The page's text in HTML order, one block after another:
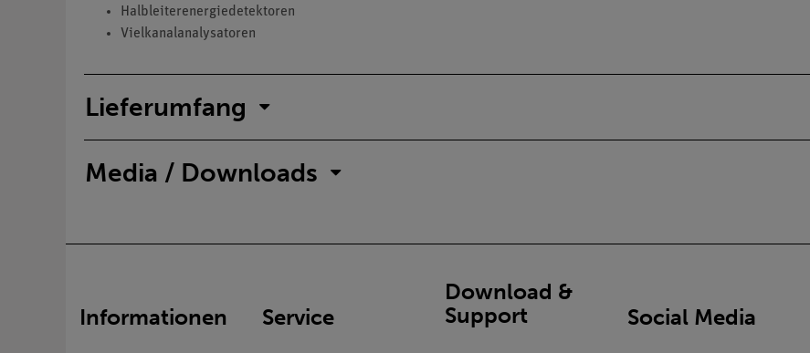
Halbleiterenergiedetektoren
Vielkanalanalysatoren
Lieferumfang
Media / Downloads
Informationen Service
Download &
Support
Social Media